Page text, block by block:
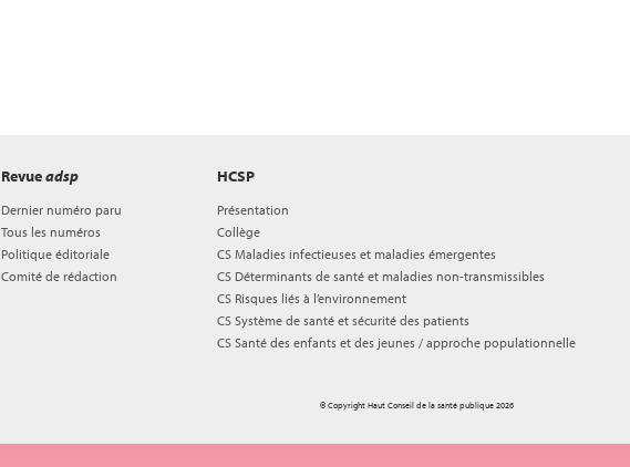
HCSP
Présentation
Collège
CS Maladies infectieuses et maladies émergentes
CS Déterminants de santé et maladies non-transmissibles
CS Risques liés à l’environnement
CS Système de santé et sécurité des patients
CS Santé des enfants et des jeunes / approche populationnelle
Revueadsp
Dernier numéro paru
Tous les numéros
Politique éditoriale
Comité de rédaction
© Copyright Haut Conseil de la santé publique 2026